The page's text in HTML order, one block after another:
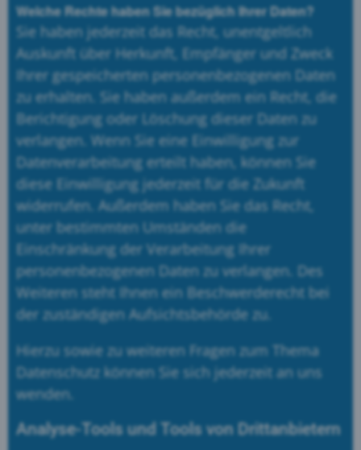
Welche Rechte haben Sie bezüglich Ihrer Daten?
Sie haben jederzeit das Recht, unentgeltlich
Auskunft über Herkunft, Empfänger und Zweck
Ihrer gespeicherten personenbezogenen Daten
zu erhalten. Sie haben außerdem ein Recht, die
Berichtigung oder Löschung dieser Daten zu
verlangen. Wenn Sie eine Einwilligung zur
Datenverarbeitung erteilt haben, können Sie
diese Einwilligung jederzeit für die Zukunft
widerrufen. Außerdem haben Sie das Recht,
unter bestimmten Umständen die
Einschränkung der Verarbeitung Ihrer
personenbezogenen Daten zu verlangen. Des
Weiteren steht Ihnen ein Beschwerderecht bei
der zuständigen Aufsichtsbehörde zu.
Hierzu sowie zu weiteren Fragen zum Thema
Datenschutz können Sie sich jederzeit an uns
wenden.
Analyse-Tools und Tools von Dritt­anbietern